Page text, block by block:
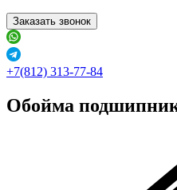
Заказать звонок
+7(812) 313-77-84
Обойма